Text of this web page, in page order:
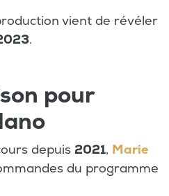
vient de révéler
.
pour
depuis 2021, Marie
du programme